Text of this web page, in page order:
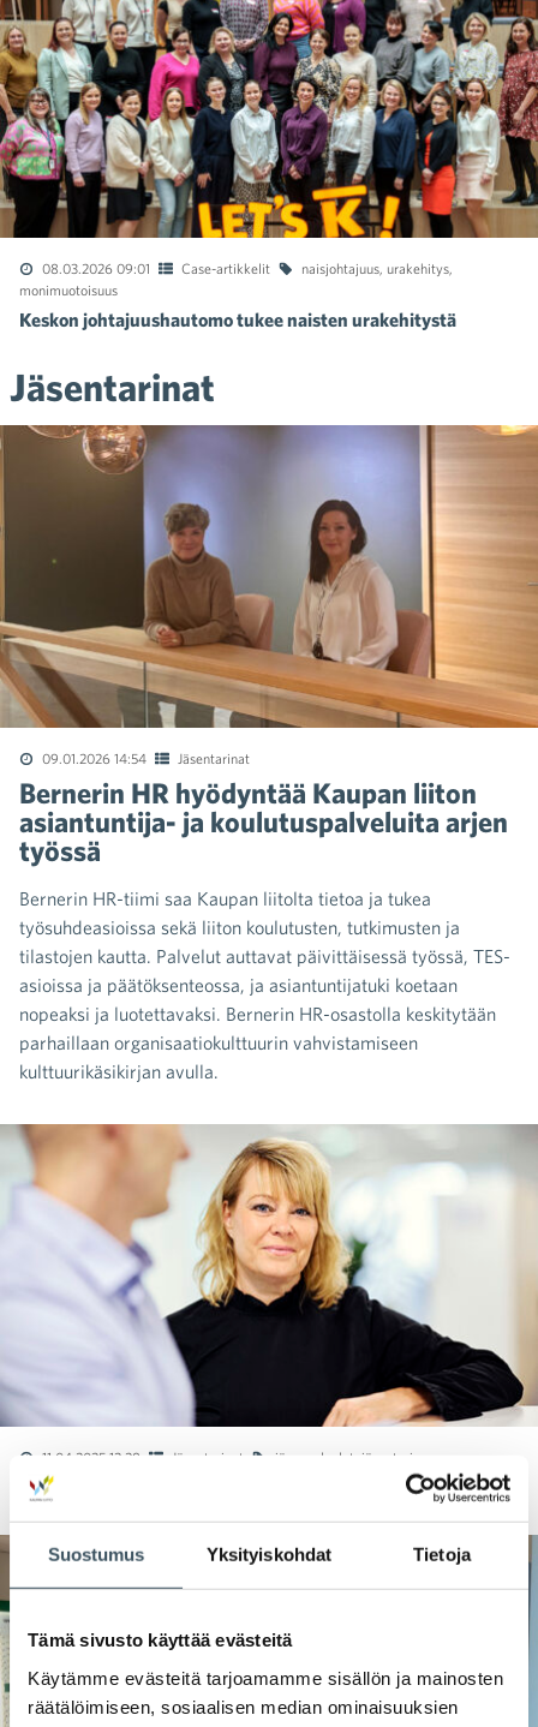
Suostumus Yksityiskohdat Tietoja
Tämä sivusto käyttää evästeitä
Käytämme evästeitä tarjoamamme sisällön ja mainosten
räätälöimiseen, sosiaalisen median ominaisuuksien
08.03.2026 09:01 Case-artikkelit naisjohtajuus, urakehitys,
monimuotoisuus
Keskon johtajuushautomo tukee naisten urakehitystä
Jäsentarinat
09.01.2026 14:54 Jäsentarinat
Bernerin HR hyödyntää Kaupan liiton
asiantuntija- ja koulutuspalveluita arjen
työssä
Bernerin HR-tiimi saa Kaupan liitolta tietoa ja tukea
työsuhdeasioissa sekä liiton koulutusten, tutkimusten ja
tilastojen kautta. Palvelut auttavat päivittäisessä työssä, TES-
asioissa ja päätöksenteossa, ja asiantuntijatuki koetaan
nopeaksi ja luotettavaksi. Bernerin HR-osastolla keskitytään
parhaillaan organisaatiokulttuurin vahvistamiseen
kulttuurikäsikirjan avulla.
11.04.2025 12:28 Jäsentarinat jäsenpalvelut jäsentarina
Kaupan liiton kautta näköalapaikalle vastuullisuustyöhön